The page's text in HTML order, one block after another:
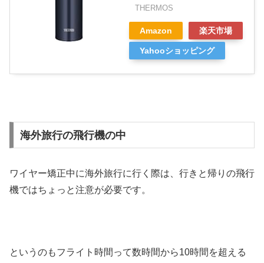
THERMOS
Amazon 楽天市場
Yahooショッピング
海外旅行の飛行機の中
ワイヤー矯正中に海外旅行に行く際は、行きと帰りの飛行
機ではちょっと注意が必要です。
というのもフライト時間って数時間から10時間を超える